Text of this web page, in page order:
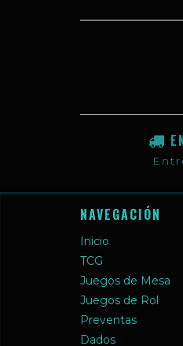
NAVEGACIÓN
Inicio
TCG
Juegos de Mesa
Juegos de Rol
Preventas
Dados